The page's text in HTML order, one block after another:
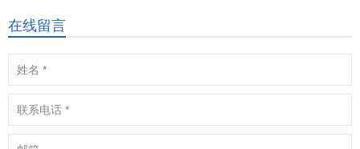
在线留言